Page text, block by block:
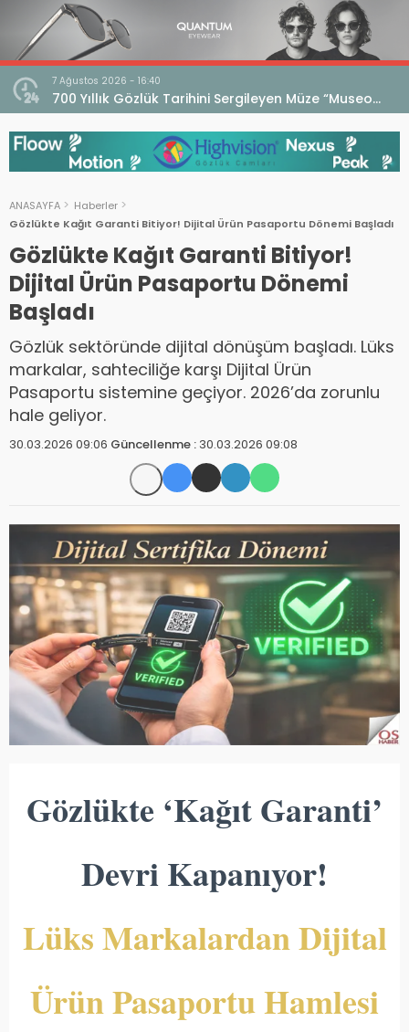
7 Ağustos 2026 - 16:40
700 Yıllık Gözlük Tarihini Sergileyen Müze “Museo
dell’Occhiale”
ANASAYFA
Haberler
Gözlükte Kağıt Garanti Bitiyor! Dijital Ürün Pasaportu Dönemi Başladı
Gözlükte Kağıt Garanti Bitiyor!
Dijital Ürün Pasaportu Dönemi
Başladı
Gözlük sektöründe dijital dönüşüm başladı. Lüks
markalar, sahteciliğe karşı Dijital Ürün
Pasaportu sistemine geçiyor. 2026’da zorunlu
hale geliyor.
30.03.2026 09:06 Güncellenme : 30.03.2026 09:08
Gözlükte ‘Kağıt Garanti’
Devri Kapanıyor!
Lüks Markalardan Dijital
Ürün Pasaportu Hamlesi